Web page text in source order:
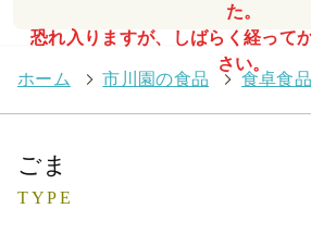
た。
恐れ入りますが、しばらく経って
さい。
ホーム > 市川園の食品 > 食卓食品
ごま
TYPE